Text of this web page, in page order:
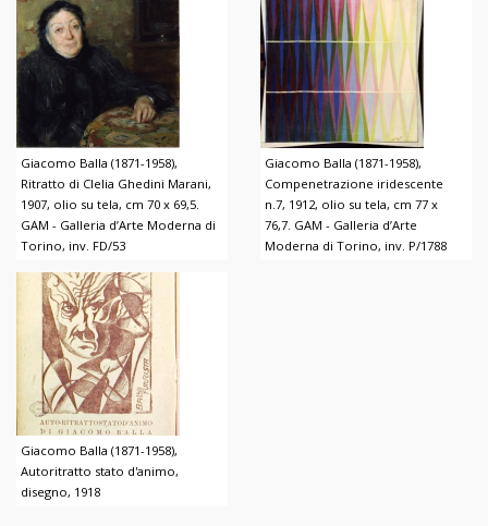
Giacomo Balla (1871-1958),
Ritratto di Clelia Ghedini Marani,
1907, olio su tela, cm 70 x 69,5.
GAM - Galleria d’Arte Moderna di
Torino, inv. FD/53
Giacomo Balla (1871-1958),
Compenetrazione iridescente
n.7, 1912, olio su tela, cm 77 x
76,7. GAM - Galleria d’Arte
Moderna di Torino, inv. P/1788
Giacomo Balla (1871-1958),
Autoritratto stato d'animo,
disegno, 1918